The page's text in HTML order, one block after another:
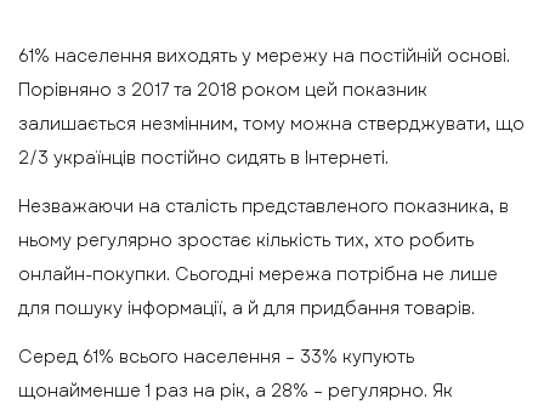
61% населення виходять у мережу на постійній основі.
Порівняно з 2017 та 2018 роком цей показник
залишається незмінним, тому можна стверджувати, що
2/3 українців постійно сидять в Інтернеті.
Незважаючи на сталість представленого показника, в
ньому регулярно зростає кількість тих, хто робить
онлайн-покупки. Сьогодні мережа потрібна не лише
для пошуку інформації, а й для придбання товарів.
Серед 61% всього населення – 33% купують
щонайменше 1 раз на рік, а 28% – регулярно. Як